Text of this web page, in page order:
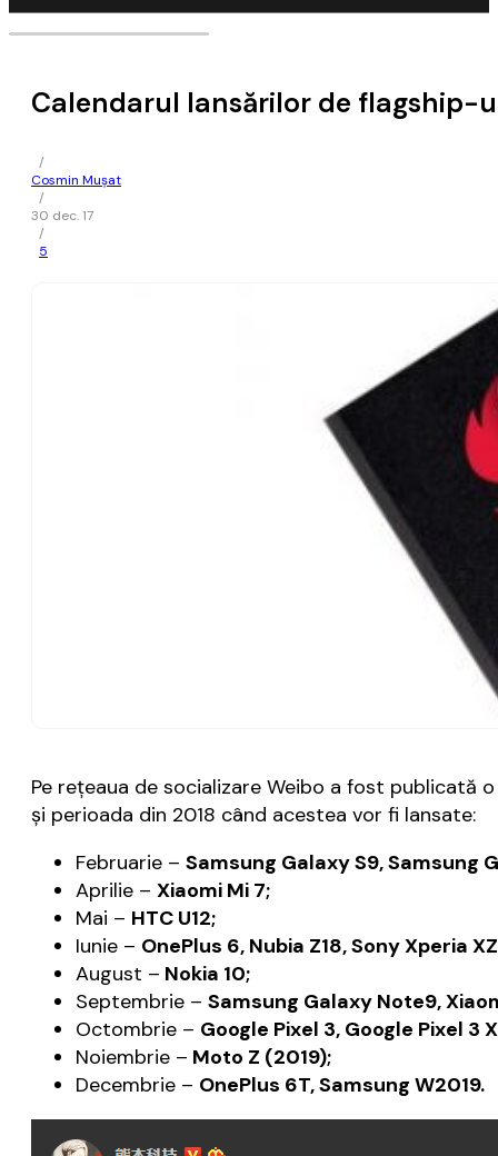
Calendarul lansărilor de flagship-
/
Cosmin Mușat
/
30 dec. 17
/
5
Pe reţeaua de socializare Weibo a fost
şi perioada din 2018 când acestea vor fi lansate:
Februarie – Samsung Galaxy S9, Samsung
Aprilie – Xiaomi Mi 7;
Mai – HTC U12;
Iunie – OnePlus 6, Nubia Z18, Sony Xperia
August – Nokia 10;
Septembrie – Samsung Galaxy Note9,
Octombrie – Google Pixel 3, Google Pixel 3
Noiembrie – Moto Z (2019);
Decembrie – OnePlus 6T, Samsung W2019.